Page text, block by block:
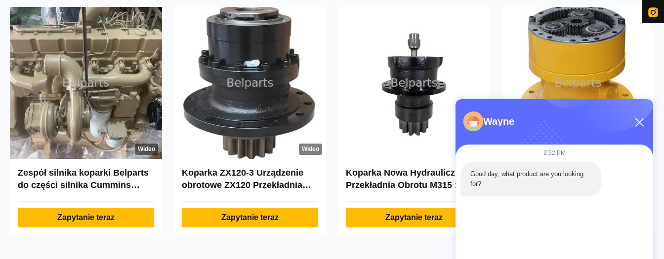
Wideo
Zespół silnika koparki Belparts
do części silnika Cummins
Zapytanie teraz
Wideo
Koparka ZX120-3 Urządzenie
obrotowe ZX120 Przekładnia
Zapytanie teraz
Koparka Nowa Hydrauliczna
Przekładnia Obrotu M315 117-
Budowlanych
Zapytanie teraz
Wideo
Koparka R520 Przekładnia
Wayne
2:52 PM
Good day, what product are you looking
for?